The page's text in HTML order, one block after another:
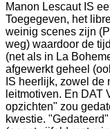
Manon Lescaut IS
Toegegeven, het
weinig scenes zijn
weg) waardoor de
(net als in La
afgewerkt geheel
IS heerlijk, zowel
leitmotiven. En DAT
opzichten" zou
kwestie.